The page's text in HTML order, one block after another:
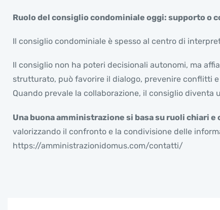
Ruolo del consiglio condominiale oggi: supporto o
Il consiglio condominiale è spesso al centro di
Il consiglio non ha poteri decisionali autonomi, ma
strutturato, può favorire il dialogo, prevenire conflitti
Quando prevale la collaborazione, il consiglio
Una buona amministrazione si basa su ruoli chiari e
valorizzando il confronto e la condivisione delle
https://amministrazionidomus.com/contatti/